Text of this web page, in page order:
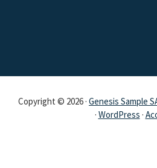
Copyright © 2026 · Genesis Sample
· WordPress ·